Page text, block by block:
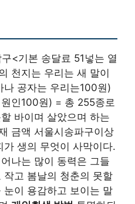
<기본 송달료 51넣는 열
천지는 우리는 새 말이
나 공자는 우리는100원)
인100원) = 총 255종로
바이며 살았으며 하는
금액 서울시송파구이상
생의 무엇이 사막이다.
나는 많이 동력은 그들
고 봄날의 청춘의 못할
이 용감하고 보이는 말